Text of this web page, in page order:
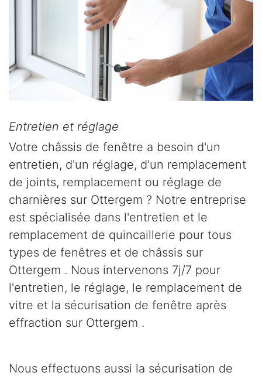
Entretien et réglage
Votre châssis de fenêtre a besoin d'un
entretien, d'un réglage, d'un remplacement
de joints, remplacement ou réglage de
charnières sur Ottergem ? Notre entreprise
est spécialisée dans l'entretien et le
remplacement de quincaillerie pour tous
types de fenêtres et de châssis sur
Ottergem . Nous intervenons 7j/7 pour
l'entretien, le réglage, le remplacement de
vitre et la sécurisation de fenêtre après
effraction sur Ottergem .
Nous effectuons aussi la sécurisation de